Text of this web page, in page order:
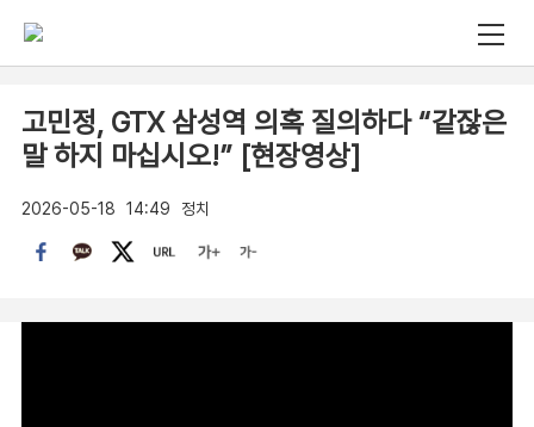
고민정, GTX 삼성역 의혹 질의하다 “같잖은
말 하지 마십시오!” [현장영상]
2026-05-18 14:49 정치